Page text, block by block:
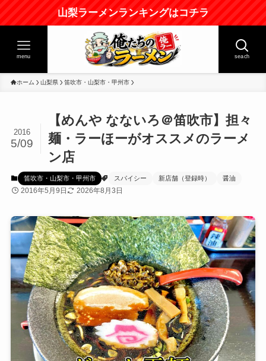
山梨ラーメンランキングはコチラ
seach
menu
ホーム 山梨県 笛吹市・山梨市・甲州市
【めんや なないろ＠笛吹市】担々
麺・ラーほーがオススメのラーメ
ン店
2016
5/09
笛吹市・山梨市・甲州市 スパイシー 新店舗（登録時） 醤油
2016年5月9日 2026年8月3日